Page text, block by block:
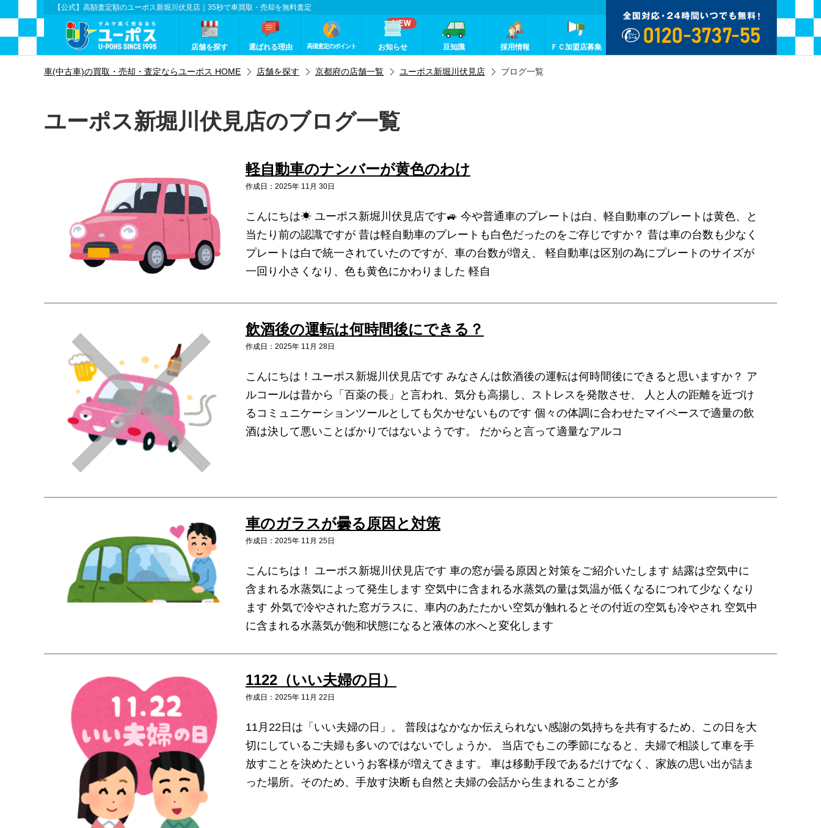
【公式】高額査定額のユーポス新堀川伏見店｜35秒で車買取・売却を無料査定
店舗を探す 選ばれる理由 高価査定のポイント お知らせ 豆知識 採用情報 ＦＣ加盟店募集
車(中古車)の買取・売却・査定ならユーポス HOME 店舗を探す 京都府の店舗一覧 ユーポス新堀川伏見店 ブログ一覧
ユーポス新堀川伏見店のブログ一覧
軽自動車のナンバーが黄色のわけ
作成日：2025年 11月 30日
こんにちは☀ ユーポス新堀川伏見店です🚙 今や普通車のプレートは白、軽自動車のプレートは黄色、と
当たり前の認識ですが 昔は軽自動車のプレートも白色だったのをご存じですか？ 昔は車の台数も少なく
プレートは白で統一されていたのですが、車の台数が増え、 軽自動車は区別の為にプレートのサイズが
一回り小さくなり、色も黄色にかわりました 軽自
飲酒後の運転は何時間後にできる？
作成日：2025年 11月 28日
こんにちは！ユーポス新堀川伏見店です みなさんは飲酒後の運転は何時間後にできると思いますか？ ア
ルコールは昔から「百薬の長」と言われ、気分も高揚し、ストレスを発散させ、 人と人の距離を近づけ
るコミュニケーションツールとしても欠かせないものです 個々の体調に合わせたマイペースで適量の飲
酒は決して悪いことばかりではないようです。 だからと言って適量なアルコ
車のガラスが曇る原因と対策
作成日：2025年 11月 25日
こんにちは！ ユーポス新堀川伏見店です 車の窓が曇る原因と対策をご紹介いたします 結露は空気中に
含まれる水蒸気によって発生します 空気中に含まれる水蒸気の量は気温が低くなるにつれて少なくなり
ます 外気で冷やされた窓ガラスに、車内のあたたかい空気が触れるとその付近の空気も冷やされ 空気中
に含まれる水蒸気が飽和状態になると液体の水へと変化します
1122（いい夫婦の日）
作成日：2025年 11月 22日
11月22日は「いい夫婦の日」。 普段はなかなか伝えられない感謝の気持ちを共有するため、この日を大
切にしているご夫婦も多いのではないでしょうか。 当店でもこの季節になると、夫婦で相談して車を手
放すことを決めたというお客様が増えてきます。 車は移動手段であるだけでなく、家族の思い出が詰ま
った場所。そのため、手放す決断も自然と夫婦の会話から生まれることが多